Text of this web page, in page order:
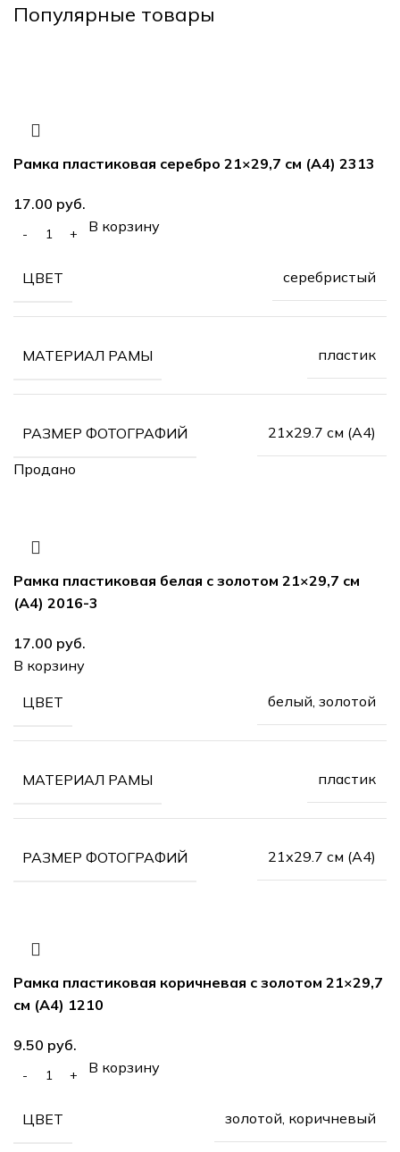
Популярные товары
Рамка пластиковая серебро 21×29,7 см (А4) 2313
руб.
В корзину
ЦВЕТ серебристый
МАТЕРИАЛ РАМЫ пластик
РАЗМЕР ФОТОГРАФИЙ 21х29.7 см (А4)
Продано
Рамка пластиковая белая с золотом 21×29,7 см
(А4) 2016-3
руб.
В корзину
ЦВЕТ белый, золотой
МАТЕРИАЛ РАМЫ пластик
РАЗМЕР ФОТОГРАФИЙ 21х29.7 см (А4)
Рамка пластиковая коричневая с золотом 21×29,7
см (А4) 1210
руб.
В корзину
ЦВЕТ золотой, коричневый